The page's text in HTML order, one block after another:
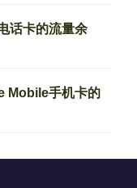
话卡的流量余
Mobile手机卡的